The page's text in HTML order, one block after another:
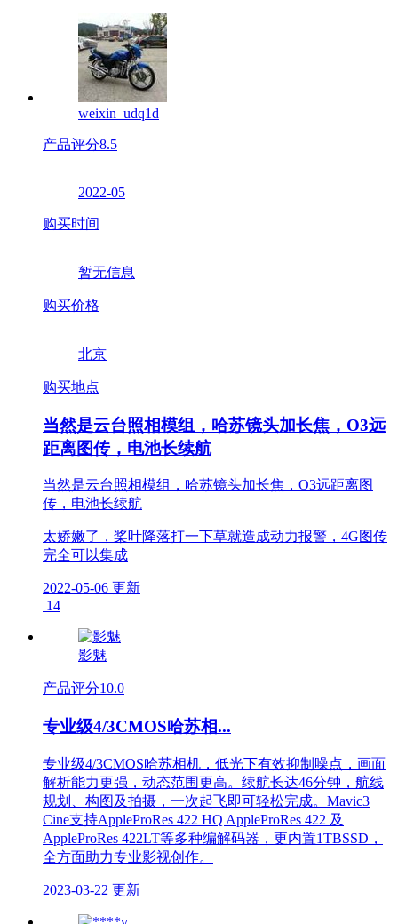
weixin_udq1d
产品评分8.5
2022-05
购买时间
暂无信息
购买价格
北京
购买地点
当然是云台照相模组，哈苏镜头加长焦，O3远
距离图传，电池长续航
当然是云台照相模组，哈苏镜头加长焦，O3远距离图
传，电池长续航
太娇嫩了，桨叶降落打一下草就造成动力报警，4G图传
完全可以集成
2022-05-06 更新
14
影魅
产品评分10.0
专业级4/3CMOS哈苏相...
专业级4/3CMOS哈苏相机，低光下有效抑制噪点，画面
解析能力更强，动态范围更高。续航长达46分钟，航线
规划、构图及拍摄，一次起飞即可轻松完成。Mavic3
Cine支持AppleProRes 422 HQ AppleProRes 422 及
AppleProRes 422LT等多种编解码器，更内置1TBSSD，
全方面助力专业影视创作。
2023-03-22 更新